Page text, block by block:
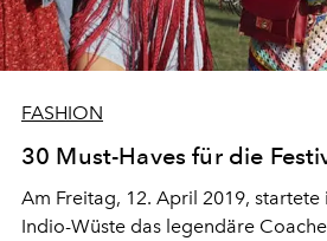
FASHION
30 Must-Haves für die
Am Freitag, 12. April 2019,
Indio-Wüste das legendäre